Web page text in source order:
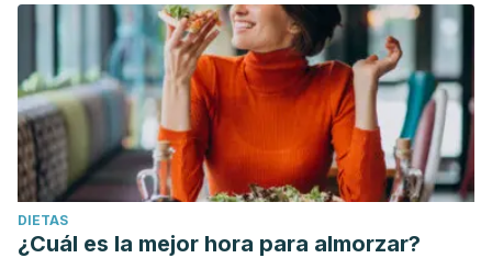
DIETAS
¿Cuál es la mejor hora para almorzar?